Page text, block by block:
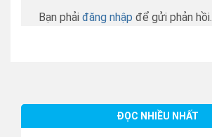
Bạn phải đăng nhập để gửi phản hồi.
ĐỌC NHIỀU NHẤT